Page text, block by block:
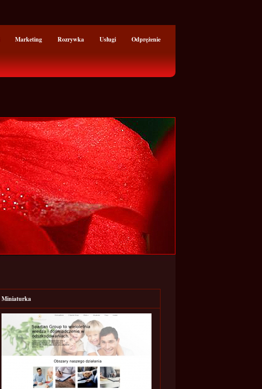
Marketing Rozrywka Usługi Odprężenie
Miniaturka